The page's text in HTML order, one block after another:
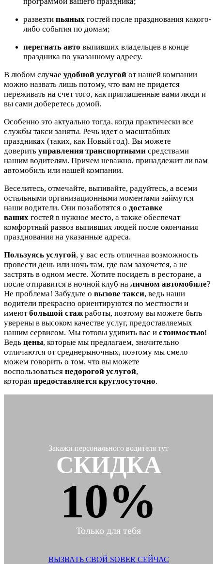
развезти пьяных гостей после празднования какого-
либо события по домам;
перегнать авто выпивших владельцев в конце
праздника по указанному адресу.
В любом случае удобной услугой от нашей компании
можно назвать лишь потому, что вам не придется
переживать на счет того, как приглашенные вами люди и
вы сами доберетесь домой.
Особенно это актуально тогда, когда практически все
службы такси заняты. Речь идет о масштабных
праздниках (таких, как Новый год). Вы можете
доверить управления транспортными средствами
нашим водителям. Причем неважно, принадлежит ли вам
автомобиль или нашей компании.
Веселитесь, отмечайте, выпивайте, радуйтесь, а всеми
остальными организационными моментами займутся
наши водители. Они позаботятся о доставке
ваших гостей в нужное место, а также обеспечат
комфортный развоз выпивших людей после окончания
празднования на указанные адреса.
Пользуясь услугой, у вас есть отличная возможность
провести день или ночь там, где вам захочется, а не
застрять в одном месте. Хотите посидеть в ресторане, а
после отправится в ночной клуб на личном автомобиле?
Не проблема! Забудьте о вызове такси, ведь наши
водители прекрасно ориентируются по местности и
имеютбольшой стаж работы, поэтому вы можете быть
уверены в высоком качестве услуг, предоставляемых
нашим сервисом. Мы готовы удивить вас и стоимостью!
Ведь цены, которые мы предлагаем, значительно
отличаются от среднерыночных, поэтому мы смело
можем говорить о том, что вы можете
воспользоваться недорогой услугой,
которая предоставляется круглосуточно.
Закажи персонального водителя тут
СКИДКА
10%
Только для тебя
ВЫЗВАТЬ СВОЙ SOBER СЕЙЧАС